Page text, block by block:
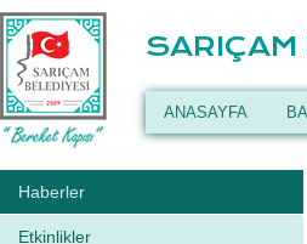
SARIÇAM
ANASAYFA
Haberler
Etkinlikler